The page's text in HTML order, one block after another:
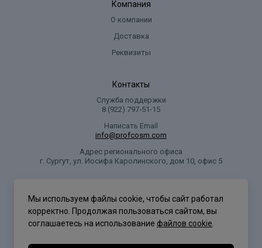
Компания
О компании
Доставка
Реквизиты
Контакты
Служба поддержки
8 (922) 797‑51-15
Написать Email
info@profcosm.com
Адрес регионального офиса
г. Сургут, ул. Иосифа Каролинского, дом 10, офис 5
Мы используем файлы cookie, чтобы сайт работал
корректно. Продолжая пользоваться сайтом, вы
соглашаетесь на использование файлов cookie